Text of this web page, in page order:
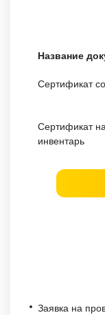
Название
Сертификат
Сертификат
инвентарь
Заявка на